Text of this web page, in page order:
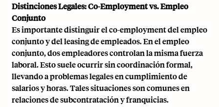
Distinciones Legales: Co-Employment vs. Empleo
Conjunto
Es importante distinguir el co-employment del empleo
conjunto y del leasing de empleados. En el empleo
conjunto, dos empleadores controlan la misma fuerza
laboral. Esto suele ocurrir sin coordinación formal,
llevando a problemas legales en cumplimiento de
salarios y horas. Tales situaciones son comunes en
relaciones de subcontratación y franquicias.